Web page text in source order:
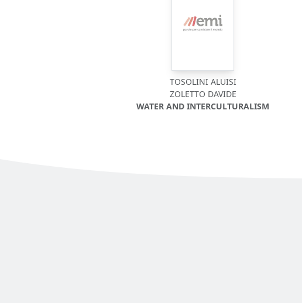
TOSOLINI ALUISI
ZOLETTO DAVIDE
WATER AND INTERCULTURALISM